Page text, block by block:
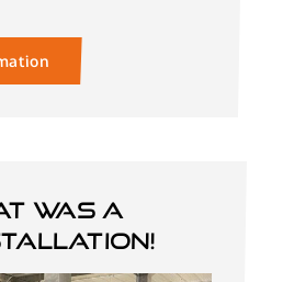
was a